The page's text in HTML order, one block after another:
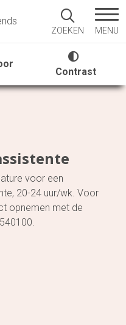
ZOEKEN MENU
Contrast
voor een
20-24 uur/wk. Voor
opnemen met de